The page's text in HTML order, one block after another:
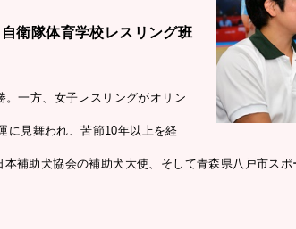
衛隊体育学校レスリング班
一方、女子レスリングがオリン
に見舞われ、苦節10年以上を経
補助犬協会の補助犬大使、そして青森県八戸市スポ